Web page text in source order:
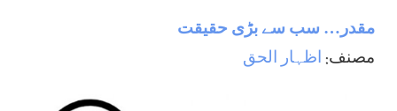
مقدر… سب سے بڑی حقیقت
مصنف: اظہار الحق